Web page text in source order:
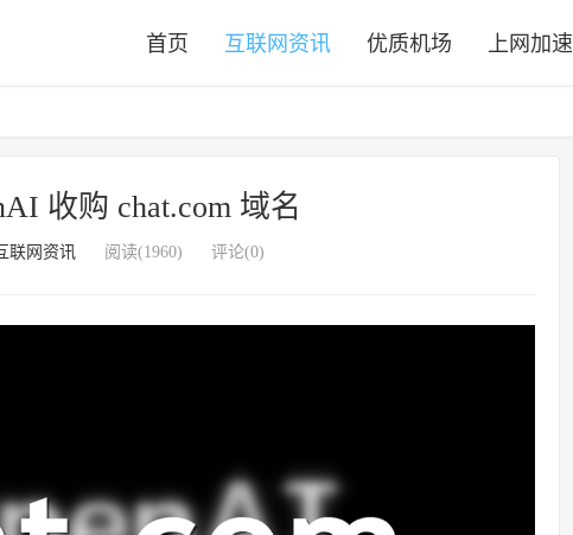
首页 互联网资讯 优质机场 上网加速
收购 chat.com 域名
联网资讯 阅读(1960) 评论(0)